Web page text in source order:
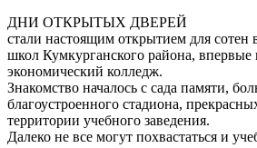
ДНИ ОТКРЫТЫХ ДВЕРЕЙ
стали настоящим открытием для сотен
школ Кумкурганского района,
экономический колледж.
Знакомство началось с сада памяти,
благоустроенного стадиона,
территории учебного заведения.
Далеко не все могут похвастаться и